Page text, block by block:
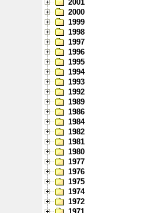
2001
2000
1999
1998
1997
1996
1995
1994
1993
1992
1989
1986
1984
1982
1981
1980
1977
1976
1975
1974
1972